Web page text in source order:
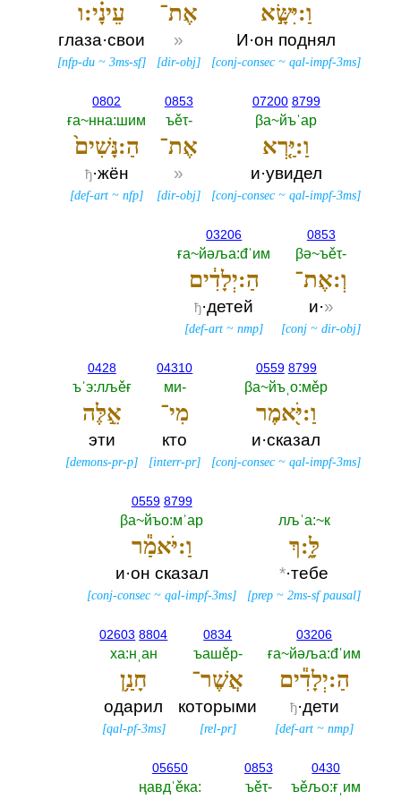
וַ:יִּשָּׂ֣א
И·он поднял
[conj-consec ~qal-impf-3ms]
אֶת־
»
[dir-obj]
עֵינָ֗י:ו
глаза·свои
[nfp-du ~3ms-sf]
07200 8799
βа~йъˈар
וַ:יַּ֤רְא
и·увидел
[conj-consec ~qal-impf-3ms]
0853
ъěτ-‎
אֶת־
»
[dir-obj]
0802
ға~нна:шим
הַ:נָּשִׁים֙
ђ·жён
[def-art ~nfp]
0853
βә~ъěτ-‎
וְ:אֶת־
и·»
[conj ~dir-obj]
03206
ға~йәља:đˈим
הַ:יְלָדִ֔ים
ђ·детей
[def-art ~nmp]
0559 8799
βа~йъˌо:мěр
וַ:יֹּ֖אמֶר
и·сказал
[conj-consec ~qal-impf-3ms]
04310
ми-‎
מִי־
кто
[interr-pr]
0428
ъˈэ:лљěғ
אֵ֣לֶּה
эти
[demons-pr-p]
лљˈа:~к
לָּ֑:ךְ
*·тебе
[prep ~2ms-sf pausal]
0559 8799
βа~йъо:мˈар
וַ:יֹּאמַ֕ר
и·он сказал
[conj-consec ~qal-impf-3ms]
03206
ға~йәља:đˈим
הַ:יְלָדִ֕ים
ђ·дети
[def-art ~nmp]
0834
ъашěр-‎
אֲשֶׁר־
которыми
[rel-pr]
02603 8804
ха:нˌан
חָנַ֥ן
одарил
[qal-pf-3ms]
0430
ъěљо:ғˌим
0853
ъěτ-‎
05650
ңавдˈěка:‎